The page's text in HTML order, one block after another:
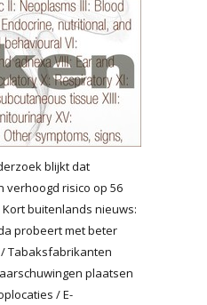
blijkt dat
verhoogd risico op 56
buitenlands nieuws:
probeert met beter
Tabaksfabrikanten
plaatsen
/ E-